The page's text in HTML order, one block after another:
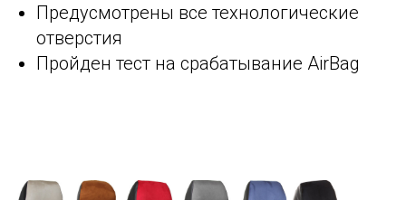
Предусмотрены все технологические
отверстия
Пройден тест на срабатывание AirBag